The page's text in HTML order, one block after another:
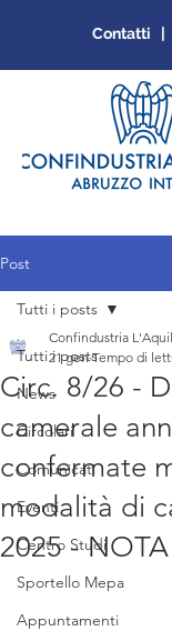
Contatti |
Post
Tutti i posts
News
Circolari
Comunicati
Eventi
Centro Studi
Sportello Mepa
Appuntamenti
Tutti i posts
Circ. 8/26 -
camerale
confermate
modalità di
2025 -
Confindustria
21 gen Tempo di